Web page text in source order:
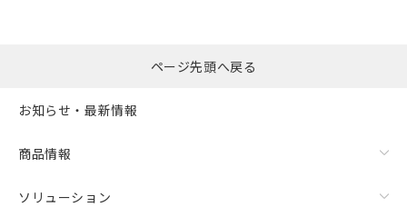
ページ先頭へ戻る
お知らせ・最新情報
商品情報
ソリューション